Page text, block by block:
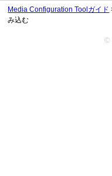
Media Configuration Toolガイド
み込む
©